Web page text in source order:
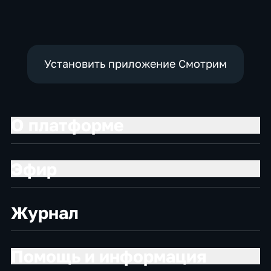
Установить приложение Смотрим
Журнал